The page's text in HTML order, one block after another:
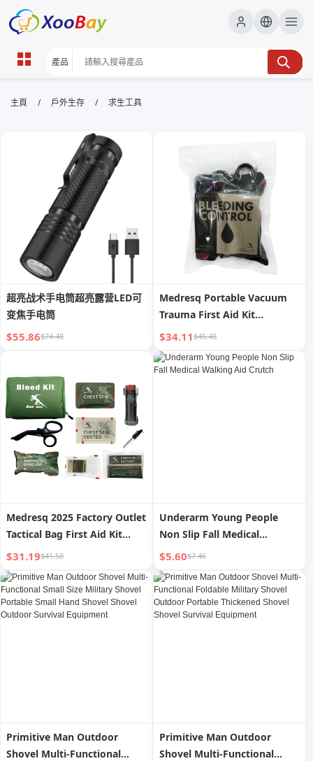
求生工具 | XOOBAY B2B/B2C
求生工具,野外生存,裝備指南, wholesale 求生工具,
實用求生工具野外急救自保要點裝備選擇指南
主頁 / 戶外生存 / 求生工具
超亮战术手电筒超亮露营LED可
变焦手电筒
$55.86$74.48
Medresq Portable Vacuum
Trauma First Aid Kit
Emergency Survival Rescue
Bag IFAK Medical Kit With
Chest Seal
$34.11$45.48
Medresq 2025 Factory Outlet
Tactical Bag First Aid Kit
Paramedic Bag Rescue Bags
for Emergency Treatment
$31.19$41.58
Underarm Young People
Non Slip Fall Medical
Walking Aid Crutch
$5.60$7.46
Primitive Man Outdoor
Shovel Multi-Functional
Primitive Man Outdoor
Shovel Multi-Functional